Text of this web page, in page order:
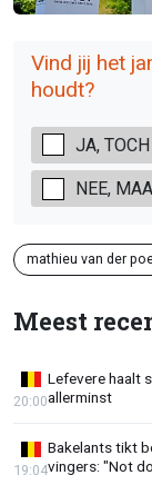
Vind jij het
houdt?
JA,
NEE,
mathieu van der
Meest
Lefevere haalt
allerminst
20:00
Bakelants tikt
vingers: "Not
19:04